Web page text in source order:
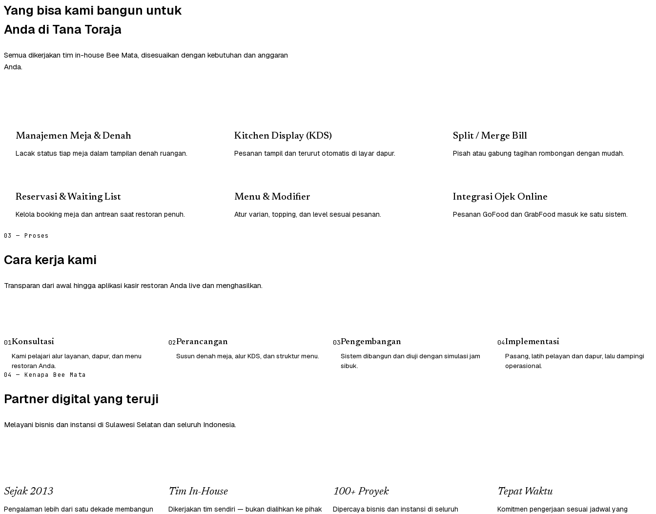
Yang bisa kami bangun untuk
Anda di Tana Toraja
Semua dikerjakan tim in-house Bee Mata, disesuaikan dengan kebutuhan dan anggaran
Anda.
Manajemen Meja & Denah
Lacak status tiap meja dalam tampilan denah ruangan.
Kitchen Display (KDS)
Pesanan tampil dan terurut otomatis di layar dapur.
Split / Merge Bill
Pisah atau gabung tagihan rombongan dengan mudah.
Reservasi & Waiting List
Kelola booking meja dan antrean saat restoran penuh.
Menu & Modifier
Atur varian, topping, dan level sesuai pesanan.
Integrasi Ojek Online
Pesanan GoFood dan GrabFood masuk ke satu sistem.
03 — Proses
Cara kerja kami
Transparan dari awal hingga aplikasi kasir restoran Anda live dan menghasilkan.
01Konsultasi
Kami pelajari alur layanan, dapur, dan menu
restoran Anda.
02Perancangan
Susun denah meja, alur KDS, dan struktur menu.
03Pengembangan
Sistem dibangun dan diuji dengan simulasi jam
sibuk.
04Implementasi
Pasang, latih pelayan dan dapur, lalu dampingi
operasional.
04 — Kenapa Bee Mata
Partner digital yang teruji
Melayani bisnis dan instansi di Sulawesi Selatan dan seluruh Indonesia.
Sejak 2013
Pengalaman lebih dari satu dekade membangun
Tim In-House
Dikerjakan tim sendiri — bukan dialihkan ke pihak
100+ Proyek
Dipercaya bisnis dan instansi di seluruh
Tepat Waktu
Komitmen pengerjaan sesuai jadwal yang